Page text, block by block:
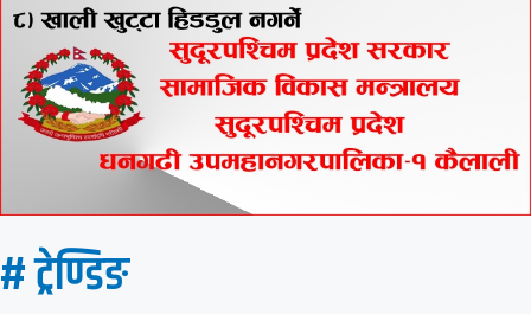
# ट्रेण्डिङ